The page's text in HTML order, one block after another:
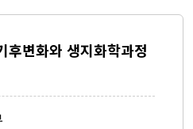
후변화와 생지화학과정